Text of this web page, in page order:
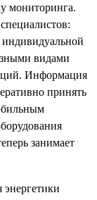
мониторинга.
индивидуальной
видами
Информация
принять
занимает